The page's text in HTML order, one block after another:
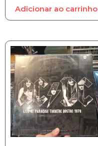
Adicionar ao carrinho